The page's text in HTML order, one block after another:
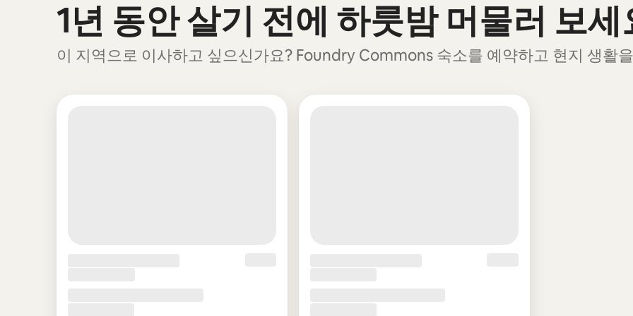
1년 동안 살기 전에 하룻밤 머물러 보세
이 지역으로 이사하고 싶으신가요? Foundry Commons 숙소를 예약하고 현지 생활
0개 중 0개 표시됨